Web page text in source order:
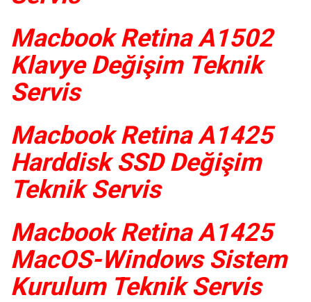
Macbook Retina A1502
Klavye Değişim Teknik
Servis
Macbook Retina A1425
Harddisk SSD Değişim
Teknik Servis
Macbook Retina A1425
MacOS-Windows Sistem
Kurulum Teknik Servis